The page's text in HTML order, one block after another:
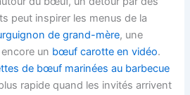
peut inspirer les menus de la
de grand-mère, une
un bœuf carotte en vidéo.
de bœuf marinées au barbecue
rapide quand les invités arrivent